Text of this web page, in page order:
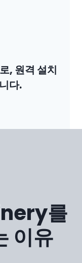
, 원격 설치
다.
를
이유